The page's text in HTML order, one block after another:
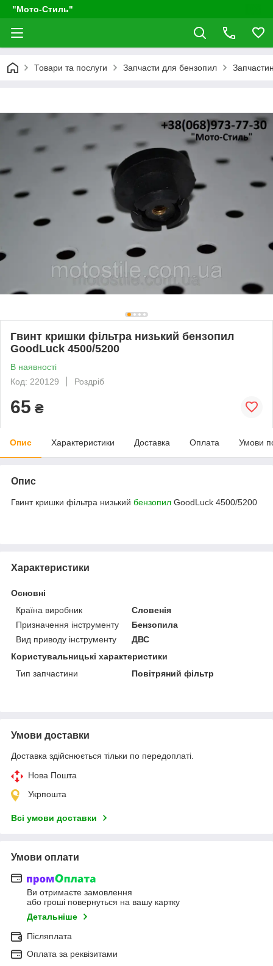
"Мото-Стиль"
Товари та послуги Запчасти для бензопил
Гвинт кришки фільтра низький бензопил
GoodLuck 4500/5200
В наявності
Код: 220129
Роздріб
65 ₴
Опис Характеристики Доставка Оплата Умови
Опис
Гвинт кришки фільтра низький бензопил GoodLuck 4500/5200
Характеристики
Основні
Країна виробник
Словенія
Призначення інструменту
Бензопила
Вид приводу інструменту
ДВС
Користувальницькі характеристики
Тип запчастини
Повітряний фільтр
Умови доставки
Доставка здійснюється тільки по передоплаті.
Нова Пошта
Укрпошта
Всі умови доставки
Умови оплати
Ви отримаєте замовлення
або гроші повернуться на вашу картку
Детальніше
Післяплата
Оплата за реквізитами